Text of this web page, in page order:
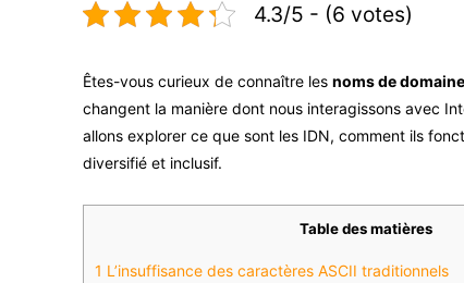
4.3/5 - (6 votes)
Êtes-vous curieux de connaître les noms de
changent la manière dont nous interagissons avec
allons explorer ce que sont les IDN, comment ils
diversifié et inclusif.
Table des matières
1 L’insuffisance des caractères ASCII traditionnels